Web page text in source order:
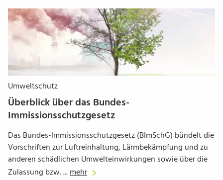
Umweltschutz
Überblick über das Bundes-
Immissionsschutzgesetz
Das Bundes-Immissionsschutzgesetz (BImSchG) bündelt die
Vorschriften zur Luftreinhaltung, Lärmbekämpfung und zu
anderen schädlichen Umwelteinwirkungen sowie über die
Zulassung bzw. ...mehr